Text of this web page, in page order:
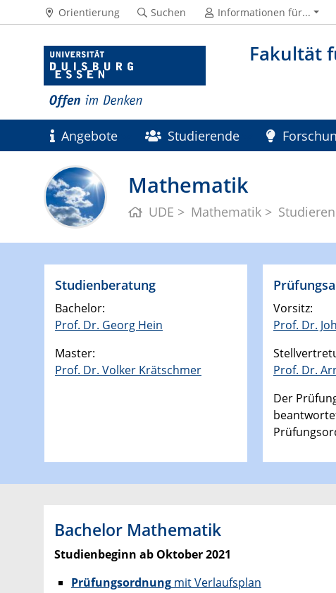
Fakultät
Orientierung Suchen Informationen für...
Angebote Studierende
Mathematik
UDE Mathematik
Studienberatung
Bachelor:
Prof. Dr. Georg Hein
Master:
Prof. Dr. Volker Krätschmer
Vorsitz:
Prof. Dr.
Prof. Dr.
Der
Bachelor Mathematik
Studienbeginn ab Oktober 2021
Prüfungsordnung mit Verlaufsplan